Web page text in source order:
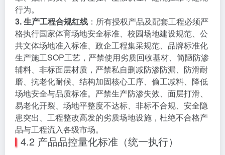
行为。
3. 生产工程合规红线 ：所有授权产品及配套工程必须严
格执行国家体育场地安全标准、校园场地建设规范、公
共文体场地准入标准、政企工程集采规范、品牌标准化
生产施工SOP工艺，严禁使用劣质回收基材、简陋防渗
辅料、非标面层材质，严禁私自删减防渗防漏、防滑耐
磨、抗老化耐候、结构加固核心工序、偷工减料、降低
场地安全与品质标准。严禁生产防渗失效、面层打滑、
易老化开裂、场地平整度不达标、非标不合规、安全隐
患突出、工程整改高发的劣质场地设施，杜绝不合格产
品与工程流入各级市场。
4.2 产品品控量化标准（统一执行）